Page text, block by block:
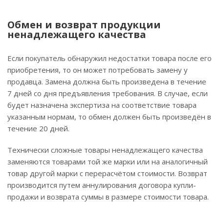
Обмен и возврат продукции
ненадлежащего качества
Если покупатель обнаружил недостатки товара после его
приобретения, то он может потребовать замену у
продавца. Замена должна быть произведена в течение
7 дней со дня предъявления требования. В случае, если
будет назначена экспертиза на соответствие товара
указанным нормам, то обмен должен быть произведён в
течение 20 дней.
Технически сложные товары ненадлежащего качества
заменяются товарами той же марки или на аналогичный
товар другой марки с перерасчётом стоимости. Возврат
производится путем аннулирования договора купли-
продажи и возврата суммы в размере стоимости товара.